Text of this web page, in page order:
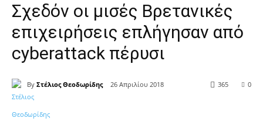
Σχεδόν οι μισές Βρετανικές
επιχειρήσεις επλήγησαν από
cyberattack πέρυσι
By Στέλιος Θεοδωρίδης 26 Απριλίου 2018 0
365